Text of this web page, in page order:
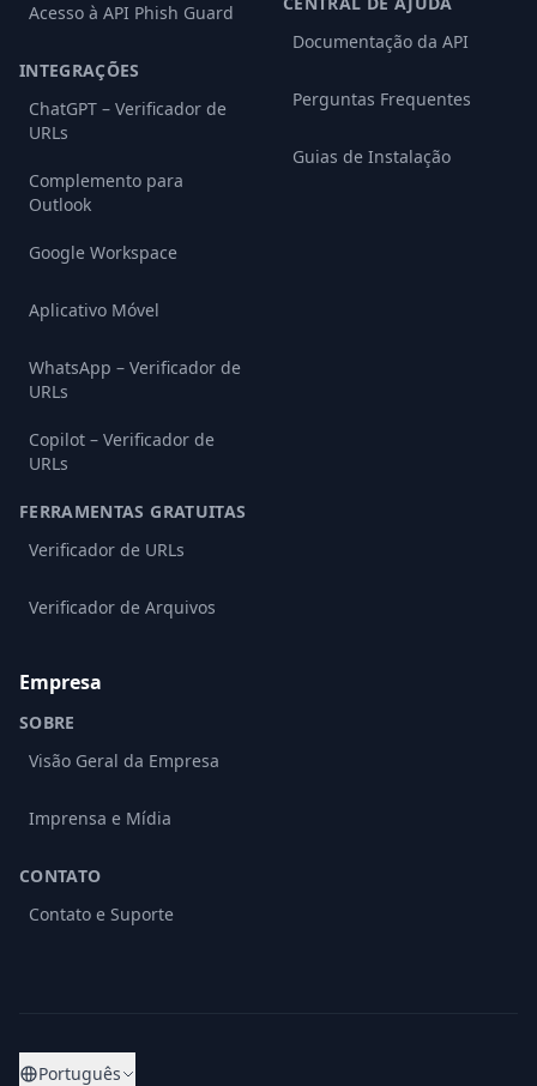
Acesso à API Phish Guard
INTEGRAÇÕES
ChatGPT – Verificador de
URLs
Complemento para
Outlook
Google Workspace
Aplicativo Móvel
WhatsApp – Verificador de
URLs
Copilot – Verificador de
URLs
FERRAMENTAS GRATUITAS
Verificador de URLs
Verificador de Arquivos
Documentação da API
Perguntas Frequentes
Guias de Instalação
Empresa
SOBRE
Visão Geral da Empresa
Imprensa e Mídia
CONTATO
Contato e Suporte
Português